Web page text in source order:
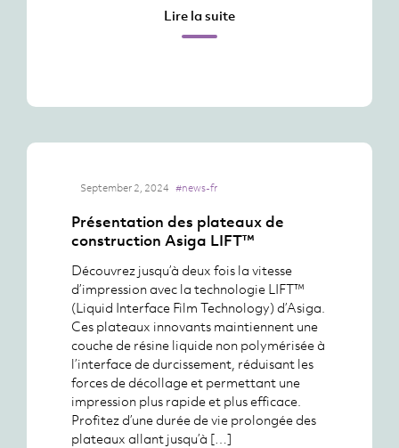
Lire la suite
September 2, 2024 #news-fr
Présentation des plateaux de
construction Asiga LIFT™
Découvrez jusqu’à deux fois la vitesse
d’impression avec la technologie LIFT™
(Liquid Interface Film Technology) d’Asiga.
Ces plateaux innovants maintiennent une
couche de résine liquide non polymérisée à
l’interface de durcissement, réduisant les
forces de décollage et permettant une
impression plus rapide et plus efficace.
Profitez d’une durée de vie prolongée des
plateaux allant jusqu’à […]